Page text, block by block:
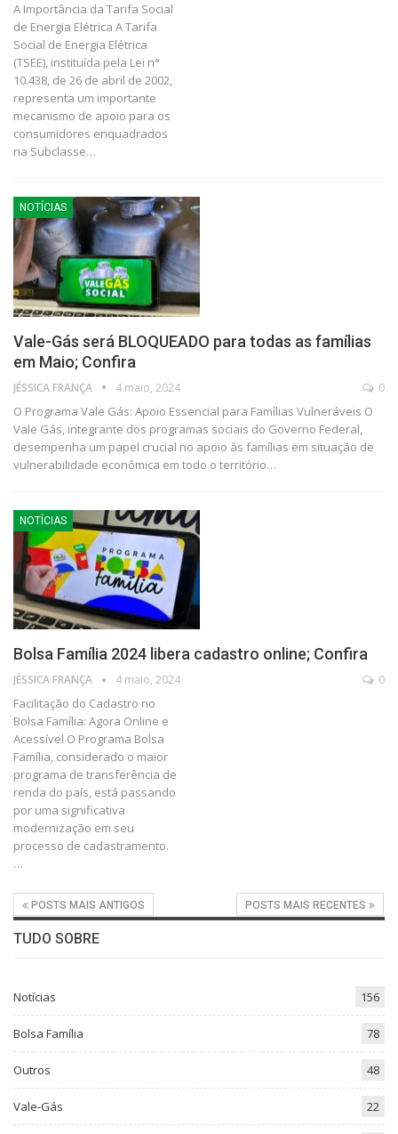
A Importância da Tarifa Social
de Energia Elétrica A Tarifa
Social de Energia Elétrica
(TSEE), instituída pela Lei n°
10.438, de 26 de abril de 2002,
representa um importante
mecanismo de apoio para os
consumidores enquadrados
na Subclasse…
NOTÍCIAS
Vale-Gás será BLOQUEADO para todas as famílias
em Maio; Confira
JÉSSICA FRANÇA 4 maio, 2024 0
O Programa Vale Gás: Apoio Essencial para Famílias Vulneráveis O
Vale Gás, integrante dos programas sociais do Governo Federal,
desempenha um papel crucial no apoio às famílias em situação de
vulnerabilidade econômica em todo o território…
NOTÍCIAS
Bolsa Família 2024 libera cadastro online; Confira
JÉSSICA FRANÇA 4 maio, 2024 0
Facilitação do Cadastro no
Bolsa Família: Agora Online e
Acessível O Programa Bolsa
Família, considerado o maior
programa de transferência de
renda do país, está passando
por uma significativa
modernização em seu
processo de cadastramento.
…
POSTS MAIS ANTIGOS POSTS MAIS RECENTES
TUDO SOBRE
Notícias 156
Bolsa Família 78
Outros 48
Vale-Gás 22